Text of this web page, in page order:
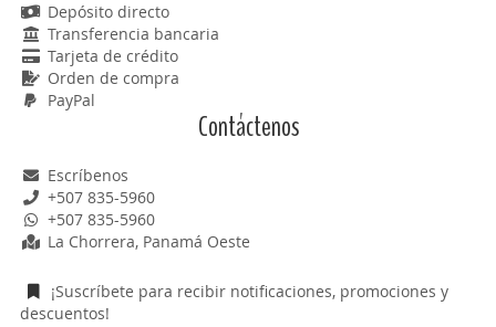
Depósito directo
Transferencia bancaria
Tarjeta de crédito
Orden de compra
PayPal
Contáctenos
Escríbenos
+507 835-5960
+507 835-5960
La Chorrera, Panamá Oeste
¡Suscríbete para recibir notificaciones, promociones y
descuentos!